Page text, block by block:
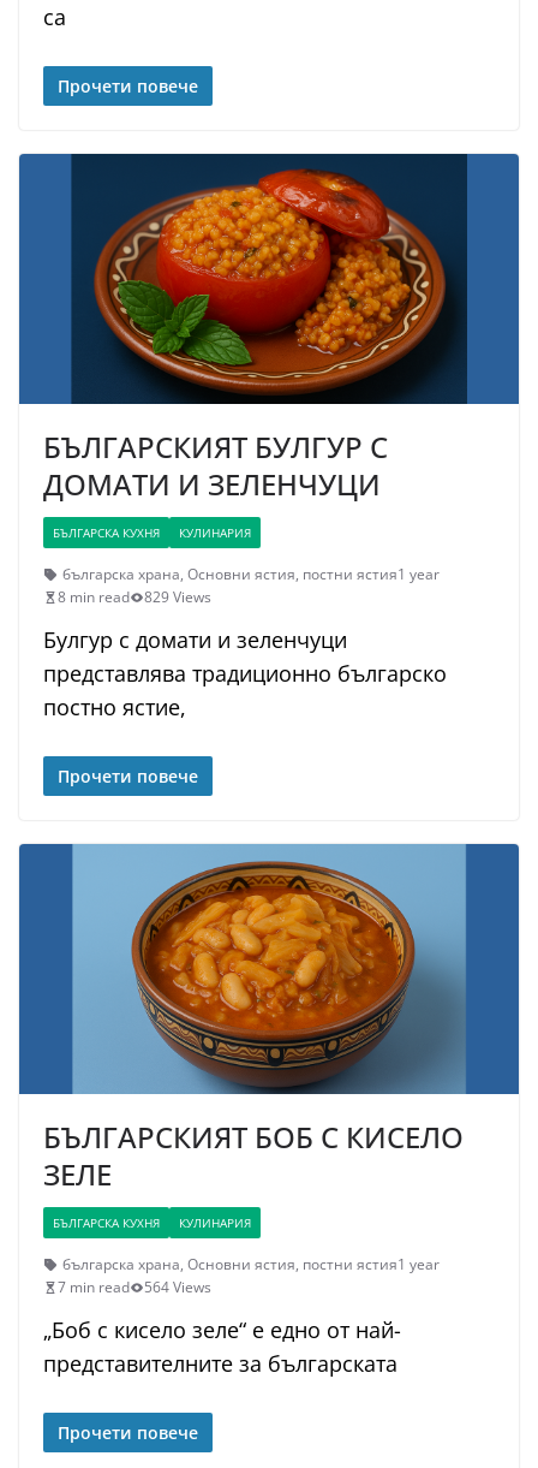
са
Прочети повече
БЪЛГАРСКИЯТ БУЛГУР С
ДОМАТИ И ЗЕЛЕНЧУЦИ
БЪЛГАРСКА КУХНЯ КУЛИНАРИЯ
българска храна, Основни ястия, постни ястия1 year
8 min read
829 Views
Булгур с домати и зеленчуци
представлява традиционно българско
постно ястие,
Прочети повече
БЪЛГАРСКИЯТ БОБ С КИСЕЛО
ЗЕЛЕ
БЪЛГАРСКА КУХНЯ КУЛИНАРИЯ
българска храна, Основни ястия, постни ястия1 year
7 min read
564 Views
„Боб с кисело зеле“ е едно от най-
представителните за българската
Прочети повече